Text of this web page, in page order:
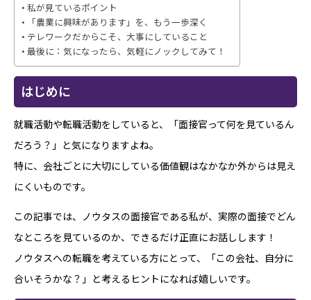
私が見ているポイント
「農業に興味があります」を、もう一歩深く
テレワークだからこそ、大事にしていること
最後に：気になったら、気軽にノックしてみて！
はじめに
就職活動や転職活動をしていると、「面接官って何を見ているん
だろう？」と気になりますよね。
特に、会社ごとに大切にしている価値観はなかなか外からは見え
にくいものです。
この記事では、ノウタスの面接官である私が、実際の面接でどん
なところを見ているのか、できるだけ正直にお話しします！
ノウタスへの転職を考えている方にとって、「この会社、自分に
合いそうかな？」と考えるヒントになれば嬉しいです。